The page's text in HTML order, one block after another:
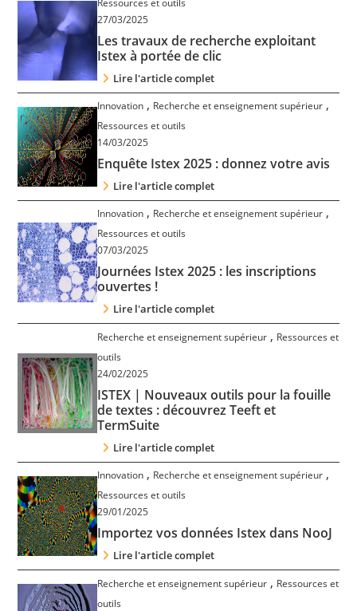
27/03/2025
Les travaux de recherche exploitant
Istex à portée de clic
Lire l'article complet
Innovation , Recherche et enseignement supérieur ,
Ressources et outils
14/03/2025
Enquête Istex 2025 : donnez votre avis
Lire l'article complet
Innovation , Recherche et enseignement supérieur ,
Ressources et outils
07/03/2025
Journées Istex 2025 : les inscriptions
ouvertes !
Lire l'article complet
Recherche et enseignement supérieur , Ressources et
outils
24/02/2025
ISTEX | Nouveaux outils pour la fouille
de textes : découvrez Teeft et
TermSuite
Lire l'article complet
Innovation , Recherche et enseignement supérieur ,
Ressources et outils
29/01/2025
Importez vos données Istex dans NooJ
Lire l'article complet
Recherche et enseignement supérieur , Ressources et
outils